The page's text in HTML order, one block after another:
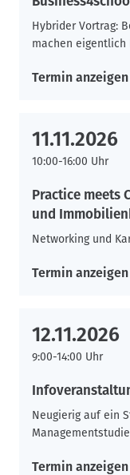
Hybrider Vortrag:
machen
Termin anzeigen
11.11.2026
10:00-16:00 Uhr
Practice meets
und
Networking und
Termin anzeigen
12.11.2026
9:00-14:00 Uhr
Neugierig auf ein
Termin anzeigen